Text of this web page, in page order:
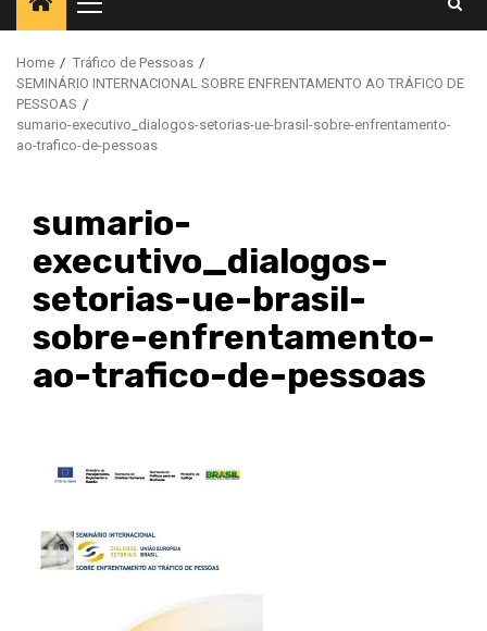
Primary
Menu
Home
Tráfico de Pessoas
SEMINÁRIO INTERNACIONAL SOBRE ENFRENTAMENTO AO TRÁFICO DE
PESSOAS
sumario-executivo_dialogos-setorias-ue-brasil-sobre-enfrentamento-
ao-trafico-de-pessoas
sumario-
executivo_dialogos-
setorias-ue-brasil-
sobre-enfrentamento-
ao-trafico-de-pessoas